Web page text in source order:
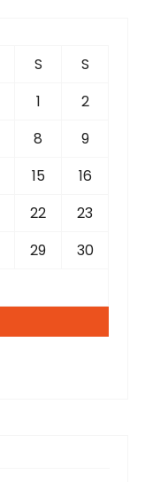
S
S
1
2
8
9
15
16
22
23
29
30